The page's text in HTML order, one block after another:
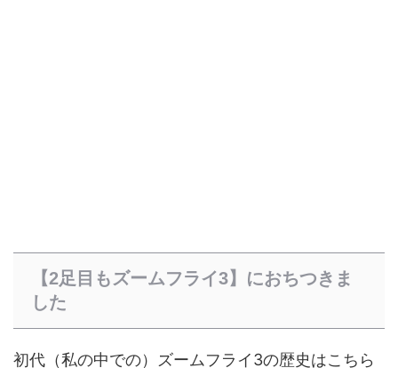
【2足目もズームフライ3】におちつきま
した
初代（私の中での）ズームフライ3の歴史はこちら